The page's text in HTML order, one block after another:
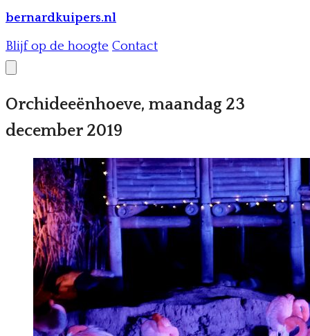
bernardkuipers.nl
Blijf op de hoogte Contact
Orchideeënhoeve, maandag 23
december 2019